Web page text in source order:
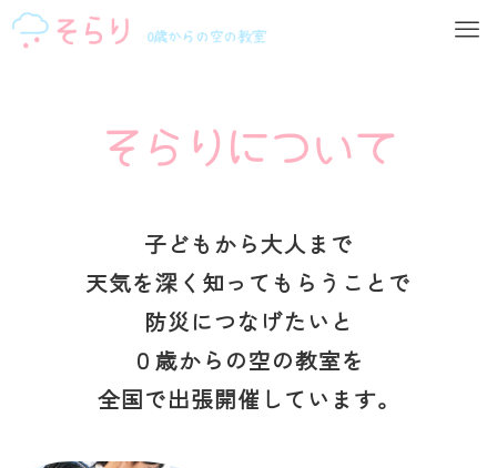
そらりについて
子どもから大人まで
天気を深く知ってもらうことで
防災につなげたいと
０歳からの空の教室を
全国で出張開催しています。